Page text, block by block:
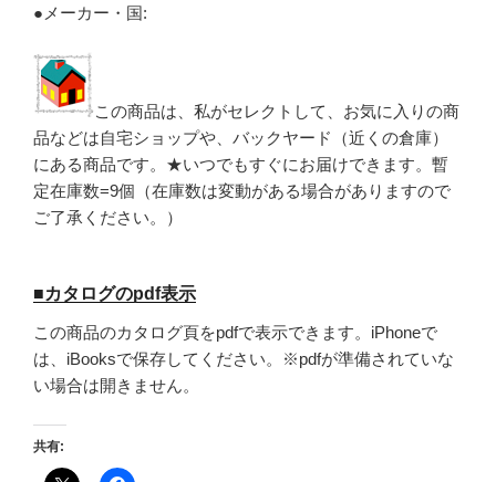
●メーカー・国:
この商品は、私がセレクトして、お気に入りの商
品などは自宅ショップや、バックヤード（近くの倉庫）
にある商品です。★いつでもすぐにお届けできます。暫
定在庫数=9個（在庫数は変動がある場合がありますので
ご了承ください。）
■カタログのpdf表示
この商品のカタログ頁をpdfで表示できます。iPhoneで
は、iBooksで保存してください。※pdfが準備されていな
い場合は開きません。
共有: